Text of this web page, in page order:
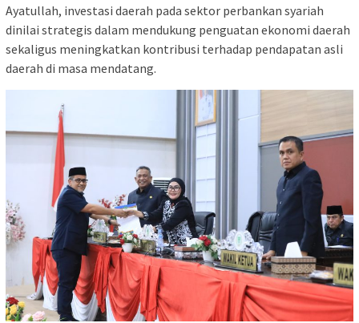
Ayatullah, investasi daerah pada sektor perbankan syariah
dinilai strategis dalam mendukung penguatan ekonomi daerah
sekaligus meningkatkan kontribusi terhadap pendapatan asli
daerah di masa mendatang.